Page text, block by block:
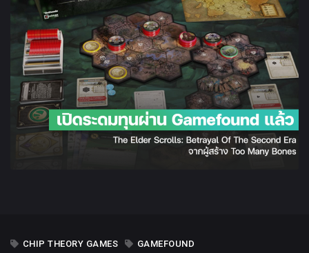
HOW TO
CHIP THEORY GAMES
GAMEFOUND